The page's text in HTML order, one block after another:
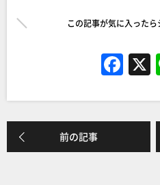
この記事が気に入ったら
F
a
c
e
b
前の記事